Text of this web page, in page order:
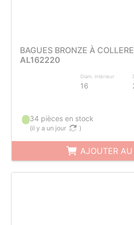
BAGUES BRONZE À
AL162220
Diam. intérieur
16
34 pièces en stock
(il y a un jour )
AJOUTER AU